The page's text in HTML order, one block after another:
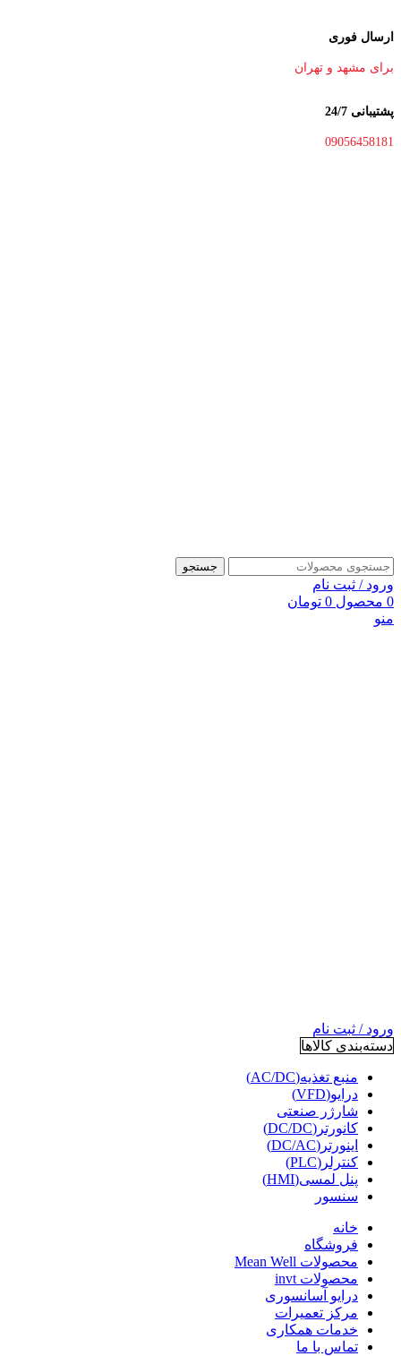
ارسال فوری
برای مشهد و تهران
پشتیبانی 24/7
09056458181
جستجو
ورود / ثبت نام
0 محصول 0 تومان
منو
ورود / ثبت نام
دسته‌بندی کالاها
منبع تغذیه(AC/DC)
درایو(VFD)
شارژر صنعتی
کانورتر(DC/DC)
اینورتر(DC/AC)
کنترلر(PLC)
پنل لمسی(HMI)
سنسور
خانه
فروشگاه
محصولات Mean Well
محصولات invt
درایو آسانسوری
مرکز تعمیرات
خدمات همکاری
تماس با ما